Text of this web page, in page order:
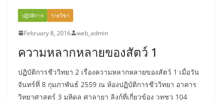
ปฏิบัติการ รายวิชา
February 8, 2016 web_admin
ความหลากหลายของสัตว์ 1
ปฏิบัติการชีววิทยา 2 เรื่องความหลากหลายของสัตว์ 1 เมื่อวัน
จันทร์ที่ 8 กุมภาพันธ์ 2559 ณ ห้องปฏิบัติการชีววิทยา อาคาร
วิทยาศาสตร์ 3 มหิดล ศาลายา ลิงก์ที่เกี่ยวข้อง วทชว 104